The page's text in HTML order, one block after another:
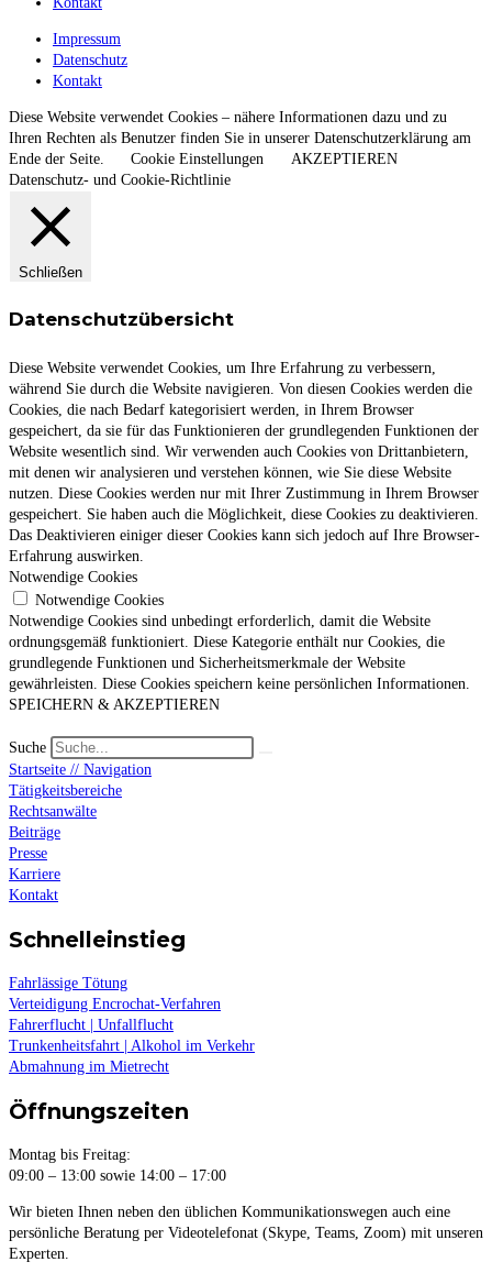
Impressum
Datenschutz
Kontakt
Diese Website verwendet Cookies – nähere Informationen dazu und zu
Ihren Rechten als Benutzer finden Sie in unserer Datenschutzerklärung am
Ende der Seite.
Cookie Einstellungen
AKZEPTIEREN
Datenschutz- und Cookie-Richtlinie
Schließen
Datenschutzübersicht
Diese Website verwendet Cookies, um Ihre Erfahrung zu verbessern,
während Sie durch die Website navigieren. Von diesen Cookies werden die
Cookies, die nach Bedarf kategorisiert werden, in Ihrem Browser
gespeichert, da sie für das Funktionieren der grundlegenden Funktionen der
Website wesentlich sind. Wir verwenden auch Cookies von Drittanbietern,
mit denen wir analysieren und verstehen können, wie Sie diese Website
nutzen. Diese Cookies werden nur mit Ihrer Zustimmung in Ihrem Browser
gespeichert. Sie haben auch die Möglichkeit, diese Cookies zu deaktivieren.
Das Deaktivieren einiger dieser Cookies kann sich jedoch auf Ihre Browser-
Erfahrung auswirken.
Notwendige Cookies
Notwendige Cookies
Notwendige Cookies sind unbedingt erforderlich, damit die Website
ordnungsgemäß funktioniert. Diese Kategorie enthält nur Cookies, die
grundlegende Funktionen und Sicherheitsmerkmale der Website
gewährleisten. Diese Cookies speichern keine persönlichen Informationen.
SPEICHERN & AKZEPTIEREN
Suche
Startseite // Navigation
Tätigkeitsbereiche
Rechtsanwälte
Beiträge
Presse
Karriere
Kontakt
Schnelleinstieg
Fahrlässige Tötung
Verteidigung Encrochat-Verfahren
Fahrerflucht | Unfallflucht
Trunkenheitsfahrt | Alkohol im Verkehr
Abmahnung im Mietrecht
Öffnungszeiten
Montag bis Freitag:
09:00 – 13:00 sowie 14:00 – 17:00
Wir bieten Ihnen neben den üblichen Kommunikationswegen auch eine
persönliche Beratung per Videotelefonat (Skype, Teams, Zoom) mit unseren
Experten.